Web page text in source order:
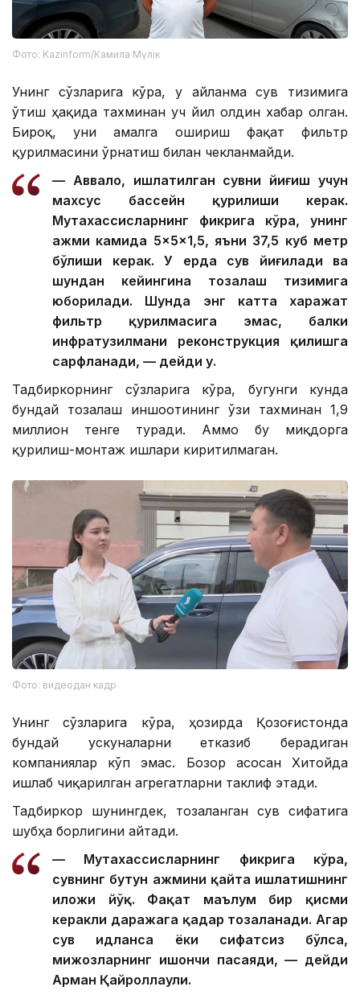
Фото: Kazinform/Камила Мүлік
Унинг сўзларига кўра, у айланма сув тизимига
ўтиш ҳақида тахминан уч йил олдин хабар олган.
Бироқ, уни амалга ошириш фақат фильтр
қурилмасини ўрнатиш билан чекланмайди.
— Аввало, ишлатилган сувни йиғиш учун
махсус бассейн қурилиши керак.
Мутахассисларнинг фикрига кўра, унинг
ҳажми камида 5×5×1,5, яъни 37,5 куб метр
бўлиши керак. У ерда сув йиғилади ва
шундан кейингина тозалаш тизимига
юборилади. Шунда энг катта харажат
фильтр қурилмасига эмас, балки
инфратузилмани реконструкция қилишга
сарфланади, — дейди у.
Тадбиркорнинг сўзларига кўра, бугунги кунда
бундай тозалаш иншоотининг ўзи тахминан 1,9
миллион тенге туради. Аммо бу миқдорга
қурилиш-монтаж ишлари киритилмаган.
Фото: видеодан кадр
Унинг сўзларига кўра, ҳозирда Қозоғистонда
бундай ускуналарни етказиб берадиган
компаниялар кўп эмас. Бозор асосан Хитойда
ишлаб чиқарилган агрегатларни таклиф этади.
Тадбиркор шунингдек, тозаланган сув сифатига
шубҳа борлигини айтади.
— Мутахассисларнинг фикрига кўра,
сувнинг бутун ҳажмини қайта ишлатишнинг
иложи йўқ. Фақат маълум бир қисми
керакли даражага қадар тозаланади. Агар
сув ҳидланса ёки сифатсиз бўлса,
мижозларнинг ишончи пасаяди, — дейди
Арман Қайроллаули.